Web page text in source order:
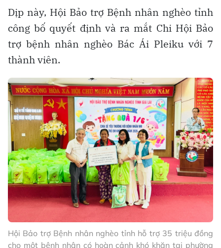
Dịp này, Hội Bảo trợ Bệnh nhân nghèo tỉnh
công bố quyết định và ra mắt Chi Hội Bảo
trợ bệnh nhân nghèo Bác Ái Pleiku với 7
thành viên.
Hội Bảo trợ Bệnh nhân nghèo tỉnh hỗ trợ 35 triệu đồng
cho một bệnh nhân có hoàn cảnh khó khăn tại phường